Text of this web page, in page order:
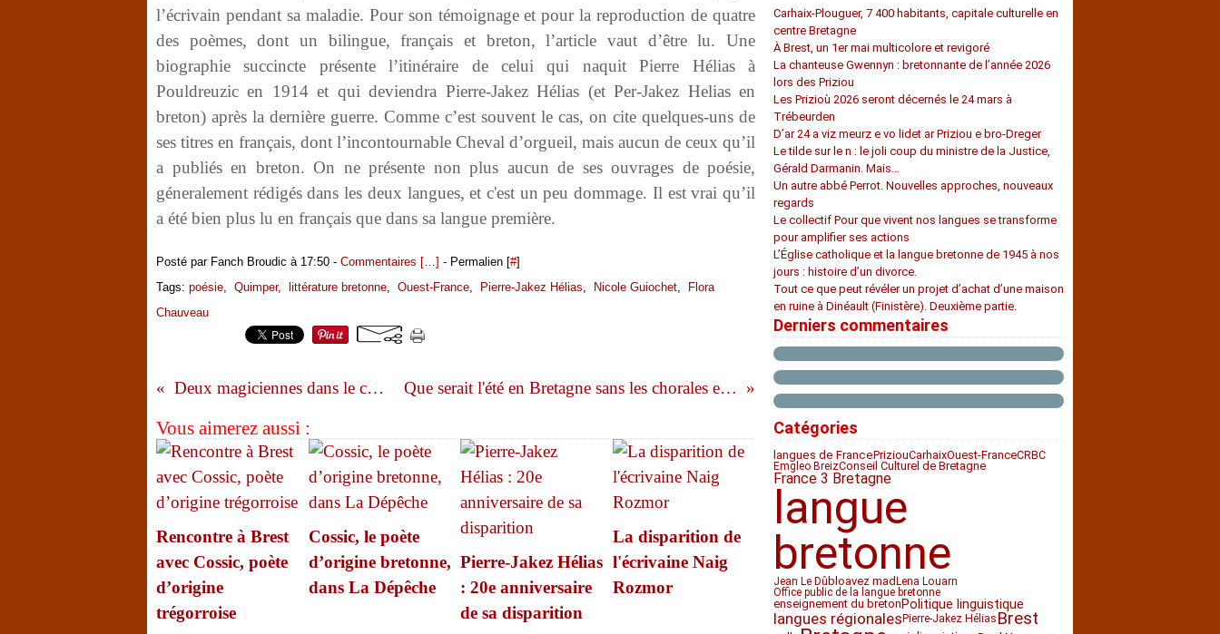
l’écrivain pendant sa maladie. Pour son témoignage et pour la reproduction de quatre
des poèmes, dont un bilingue, français et breton, l’article vaut d’être lu. Une
biographie succincte présente l’itinéraire de celui qui naquit Pierre Hélias à
Pouldreuzic en 1914 et qui deviendra Pierre-Jakez Hélias (et Per-Jakez Helias en
breton) après la dernière guerre. Comme c’est souvent le cas, on cite quelques-uns de
ses titres en français, dont l’incontournable Cheval d’orgueil, mais aucun de ceux qu’il
a publiés en breton. On ne présente non plus aucun de ses ouvrages de poésie,
géneralement rédigés dans les deux langues, et c'est un peu dommage. Il est vrai qu’il
a été bien plus lu en français que dans sa langue première.
Posté par Fanch Broudic à 17:50 - Commentaires […] - Permalien [#]
Tags: poésie, Quimper, littérature bretonne, Ouest-France, Pierre-Jakez Hélias, Nicole Guiochet,
Flora
Chauveau
Deux magiciennes dans le ciel de Brest Que serait l'été en Bretagne sans les chorales et les bagadou ?
Vous aimerez aussi :
Rencontre à Brest
avec Cossic, poète
d’origine
trégorroise
Cossic, le poète
d’origine bretonne,
dans La Dépêche
Pierre-Jakez Hélias
: 20e anniversaire
de sa disparition
La disparition de
l'écrivaine Naig
Rozmor
Carhaix-Plouguer, 7 400 habitants, capitale culturelle en
centre Bretagne
À Brest, un 1er mai multicolore et revigoré
La chanteuse Gwennyn : bretonnante de l’année 2026
lors des Priziou
Les Prizioù 2026 seront décernés le 24 mars à
Trébeurden
D’ar 24 a viz meurz e vo lidet ar Priziou e bro-Dreger
Le tilde sur le n : le joli coup du ministre de la Justice,
Gérald Darmanin. Mais…
Un autre abbé Perrot. Nouvelles approches, nouveaux
regards
Le collectif Pour que vivent nos langues se transforme
pour amplifier ses actions
L’Église catholique et la langue bretonne de 1945 à nos
jours : histoire d’un divorce.
Tout ce que peut révéler un projet d’achat d’une maison
en ruine à Dinéault (Finistère). Deuxième partie.
Derniers commentaires
Catégories
langues de FrancePriziouCarhaixOuest-FranceCRBC
Emgleo BreizConseil Culturel de Bretagne
France 3 Bretagne
langue
bretonne
Jean Le Dû bloavez mad Lena Louarn
Office public de la langue bretonne
enseignement du breton Politique linguistique
langues régionales Pierre-Jakez Hélias Brest